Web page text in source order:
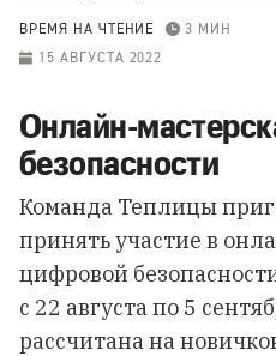
ВРЕМЯ НА ЧТЕНИЕ
3 МИН
15 АВГУСТА 2022
Онлайн-
безопасности
Команда Теплицы
принять участие в
цифровой
с 22 августа по 5
рассчитана на